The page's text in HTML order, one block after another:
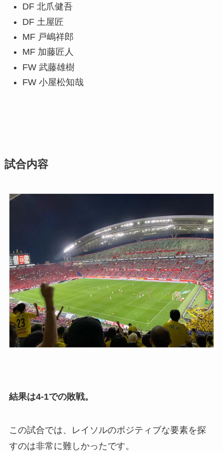
DF 北爪健吾
DF 土屋匠
MF 戸嶋祥郎
MF 加藤匠人
FW 武藤雄樹
FW 小屋松知哉
試合内容
結果は4-1での敗戦。
この試合では、レイソルのポジティブな要素を探
すのは非常に難しかったです。